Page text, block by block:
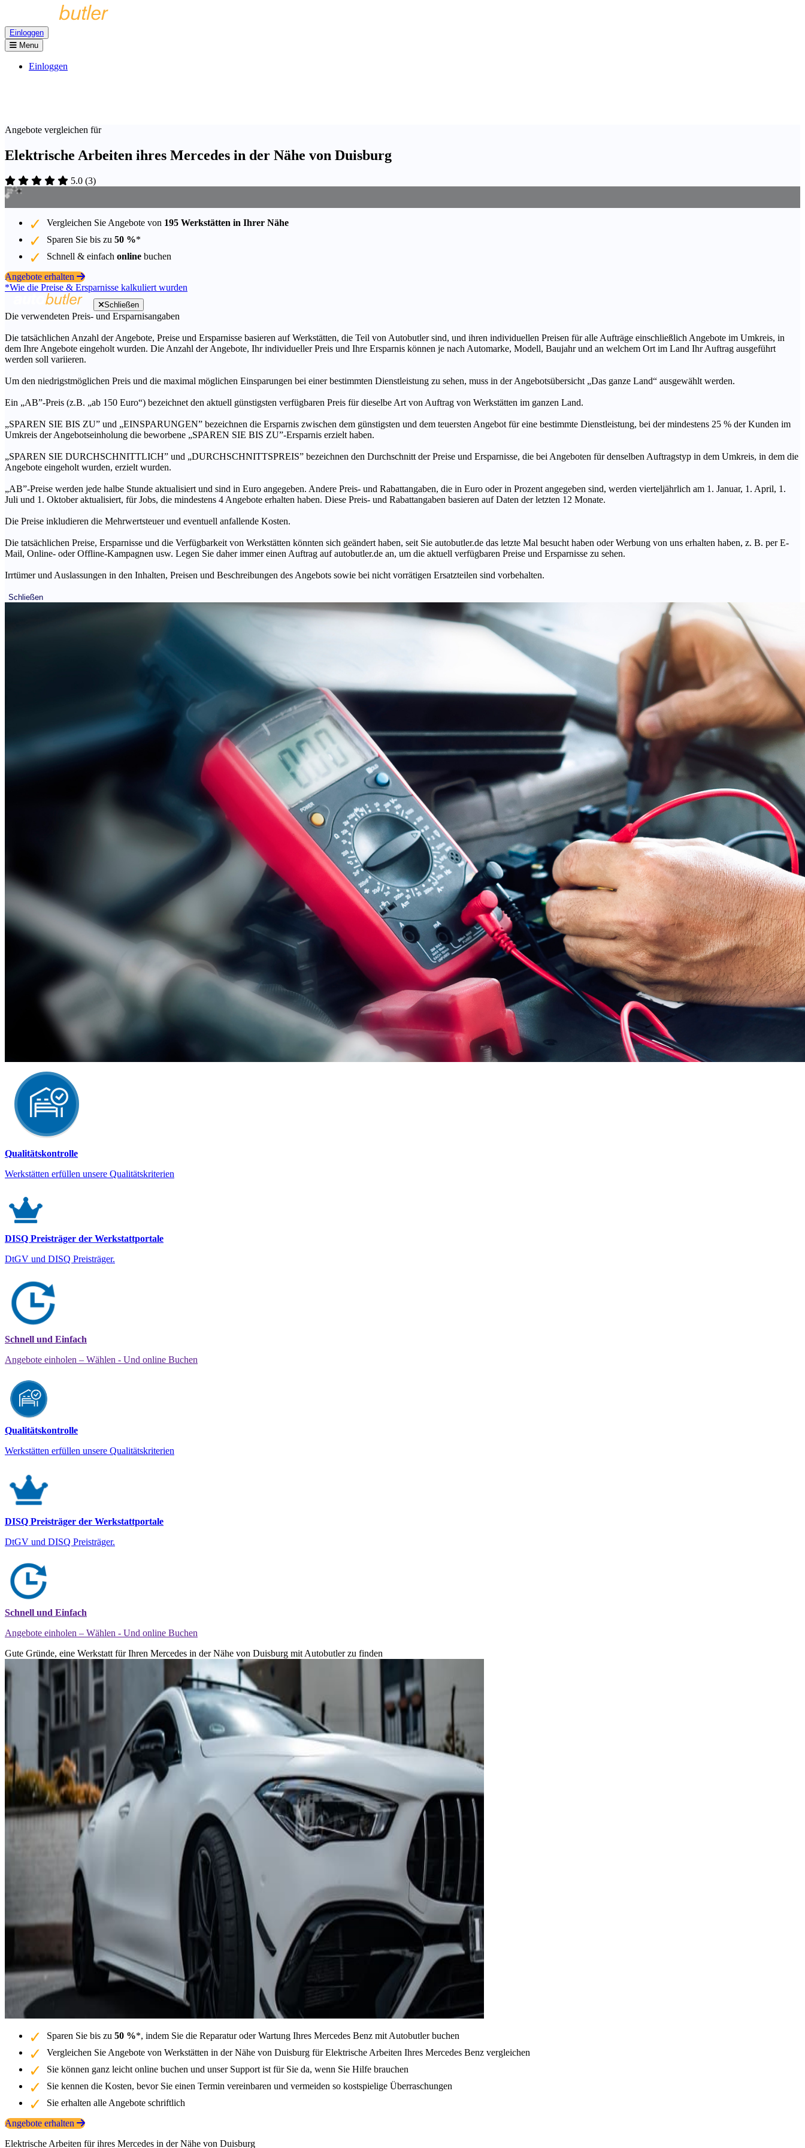
Einloggen
Menu
Einloggen
Angebote vergleichen für
Elektrische Arbeiten ihres Mercedes in der Nähe von Duisburg
5.0 (3)
Vergleichen Sie Angebote von 195 Werkstätten in Ihrer Nähe
Sparen Sie bis zu 50 %*
Schnell & einfach online buchen
Angebote erhalten
*Wie die Preise & Ersparnisse kalkuliert wurden
Schließen
Die verwendeten Preis- und Ersparnisangaben
Die tatsächlichen Anzahl der Angebote, Preise und Ersparnisse basieren auf Werkstätten, die Teil von Autobutler sind, und ihren individuellen Preisen für alle Aufträge einschließlich Angebote im Umkreis, in
dem Ihre Angebote eingeholt wurden. Die Anzahl der Angebote, Ihr individueller Preis und Ihre Ersparnis können je nach Automarke, Modell, Baujahr und an welchem Ort im Land Ihr Auftrag ausgeführt
werden soll variieren.
Um den niedrigstmöglichen Preis und die maximal möglichen Einsparungen bei einer bestimmten Dienstleistung zu sehen, muss in der Angebotsübersicht „Das ganze Land“ ausgewählt werden.
Ein „AB”-Preis (z.B. „ab 150 Euro“) bezeichnet den aktuell günstigsten verfügbaren Preis für dieselbe Art von Auftrag von Werkstätten im ganzen Land.
„SPAREN SIE BIS ZU” und „EINSPARUNGEN” bezeichnen die Ersparnis zwischen dem günstigsten und dem teuersten Angebot für eine bestimmte Dienstleistung, bei der mindestens 25 % der Kunden im
Umkreis der Angebotseinholung die beworbene „SPAREN SIE BIS ZU”-Ersparnis erzielt haben.
„SPAREN SIE DURCHSCHNITTLICH” und „DURCHSCHNITTSPREIS” bezeichnen den Durchschnitt der Preise und Ersparnisse, die bei Angeboten für denselben Auftragstyp in dem Umkreis, in dem die
Angebote eingeholt wurden, erzielt wurden.
„AB”-Preise werden jede halbe Stunde aktualisiert und sind in Euro angegeben. Andere Preis- und Rabattangaben, die in Euro oder in Prozent angegeben sind, werden vierteljährlich am 1. Januar, 1. April, 1.
Juli und 1. Oktober aktualisiert, für Jobs, die mindestens 4 Angebote erhalten haben. Diese Preis- und Rabattangaben basieren auf Daten der letzten 12 Monate.
Die Preise inkludieren die Mehrwertsteuer und eventuell anfallende Kosten.
Die tatsächlichen Preise, Ersparnisse und die Verfügbarkeit von Werkstätten könnten sich geändert haben, seit Sie autobutler.de das letzte Mal besucht haben oder Werbung von uns erhalten haben, z. B. per E-
Mail, Online- oder Offline-Kampagnen usw. Legen Sie daher immer einen Auftrag auf autobutler.de an, um die aktuell verfügbaren Preise und Ersparnisse zu sehen.
Irrtümer und Auslassungen in den Inhalten, Preisen und Beschreibungen des Angebots sowie bei nicht vorrätigen Ersatzteilen sind vorbehalten.
Schließen
Qualitätskontrolle
Werkstätten erfüllen unsere Qualitätskriterien
DISQ Preisträger der Werkstattportale
DtGV und DISQ Preisträger.
Schnell und Einfach
Angebote einholen – Wählen - Und online Buchen
Qualitätskontrolle
Werkstätten erfüllen unsere Qualitätskriterien
DISQ Preisträger der Werkstattportale
DtGV und DISQ Preisträger.
Schnell und Einfach
Angebote einholen – Wählen - Und online Buchen
Gute Gründe, eine Werkstatt für Ihren Mercedes in der Nähe von Duisburg mit Autobutler zu finden
Sparen Sie bis zu 50 %*, indem Sie die Reparatur oder Wartung Ihres Mercedes Benz mit Autobutler buchen
Vergleichen Sie Angebote von Werkstätten in der Nähe von Duisburg für Elektrische Arbeiten Ihres Mercedes Benz vergleichen
Sie können ganz leicht online buchen und unser Support ist für Sie da, wenn Sie Hilfe brauchen
Sie kennen die Kosten, bevor Sie einen Termin vereinbaren und vermeiden so kostspielige Überraschungen
Sie erhalten alle Angebote schriftlich
Angebote erhalten
Elektrische Arbeiten für ihres Mercedes in der Nähe von Duisburg